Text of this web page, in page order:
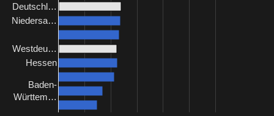
Deutschl…
Niedersa…
Westdeu…
Hessen
Baden-
Württem…